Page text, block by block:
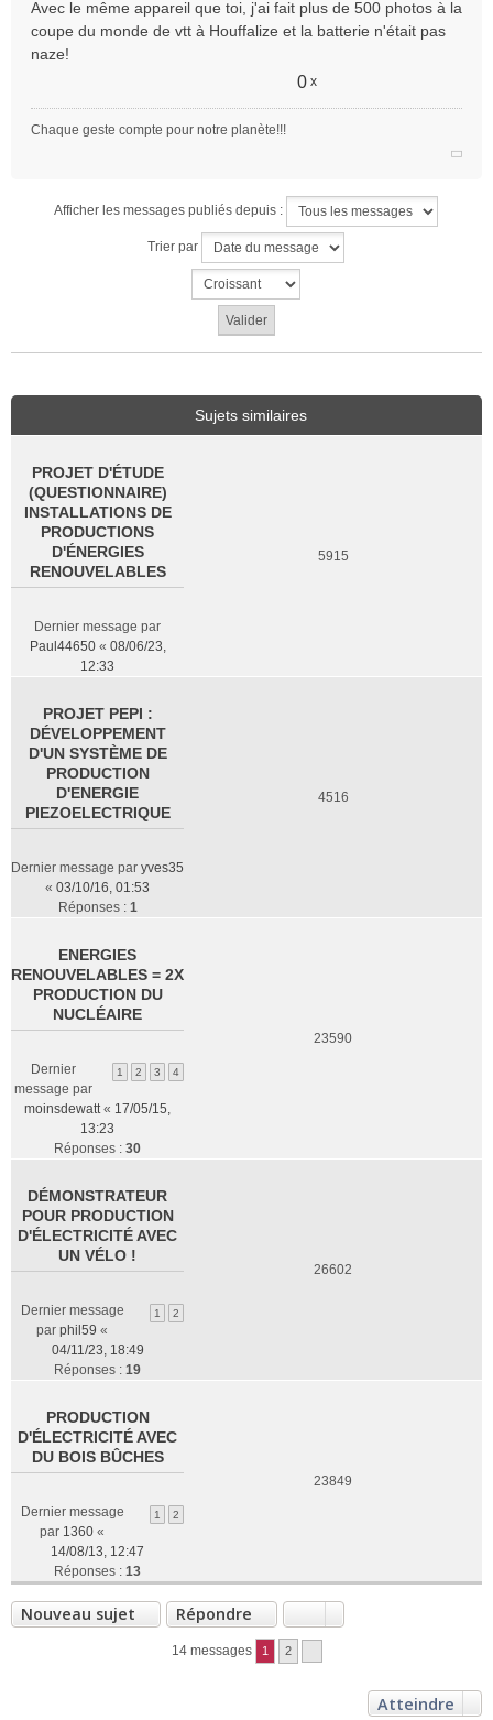
Avec le même appareil que toi, j'ai fait plus de 500 photos à la
coupe du monde de vtt à Houffalize et la batterie n'était pas
naze!
0 x
Chaque geste compte pour notre planète!!!
Afficher les messages publiés depuis :
Trier par
Sujets similaires
PROJET D'ÉTUDE
(QUESTIONNAIRE)
INSTALLATIONS DE
PRODUCTIONS
D'ÉNERGIES
RENOUVELABLES
Dernier message par
Paul44650« 08/06/23,
12:33
5915
PROJET PEPI :
DÉVELOPPEMENT
D'UN SYSTÈME DE
PRODUCTION
D'ENERGIE
PIEZOELECTRIQUE
Dernier message par yves35
« 03/10/16, 01:53
Réponses : 1
4516
ENERGIES
RENOUVELABLES = 2X
PRODUCTION DU
NUCLÉAIRE
1 2 3 4
Dernier
message par
moinsdewatt« 17/05/15,
13:23
Réponses : 30
23590
DÉMONSTRATEUR
POUR PRODUCTION
D'ÉLECTRICITÉ AVEC
UN VÉLO !
1 2
Dernier message
par phil59 «
04/11/23, 18:49
Réponses : 19
26602
PRODUCTION
D'ÉLECTRICITÉ AVEC
DU BOIS BÛCHES
1 2
Dernier message
par 1360 «
14/08/13, 12:47
Réponses : 13
23849
Nouveau sujet Répondre
14 messages 1 2
Atteindre